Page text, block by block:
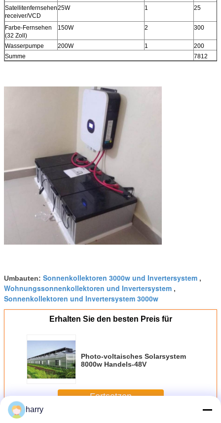
Satellitenfernsehen
receiver/VCD
25W 1 25
Farbe-Fernsehen
(32 Zoll)
150W 2 300
Wasserpumpe 200W 1
200
Summe
7812
Umbauten: Sonnenkollektoren 3000w und Invertersystem ,
Wohnungssonnenkollektoren und Invertersystem ,
Sonnenkollektoren und Invertersystem 3000w
Erhalten Sie den besten Preis für
Photo-voltaisches Solarsystem
8000w Handels-48V
Fortsetzen
harry